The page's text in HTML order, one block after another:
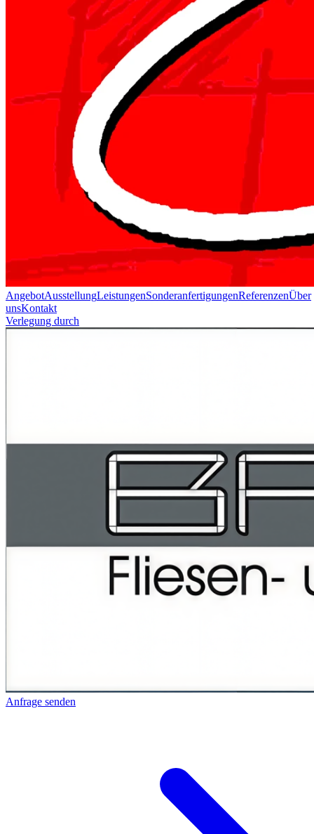
AngebotAusstellungLeistungenSonderanfertigungenReferenzenÜber
unsKontakt
Verlegung durch
Anfrage senden